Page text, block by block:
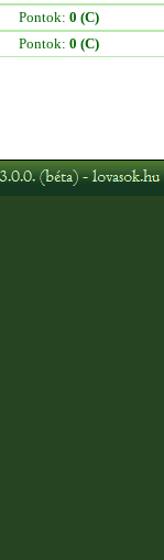
Pontok: 0 (C)
Pontok: 0 (C)